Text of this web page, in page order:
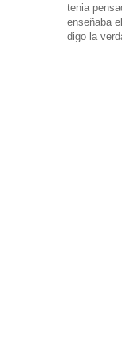
tenia
enseñaba
digo la